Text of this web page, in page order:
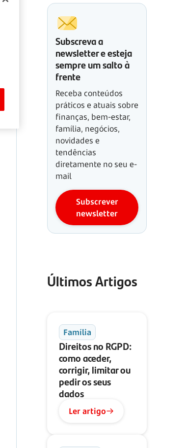
Subscreva a
newsletter e esteja
sempre um salto à
frente
Receba conteúdos
práticos e atuais sobre
finanças, bem-estar,
família, negócios,
novidades e
tendências
diretamente no seu e-
mail
Subscrever
newsletter
Últimos Artigos
Família
Direitos no RGPD:
como aceder,
corrigir, limitar ou
pedir os seus
dados
Ler artigo